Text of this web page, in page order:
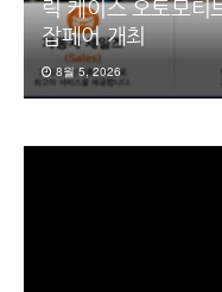
릭 케이스 오토모티
잡페어 개최
8월 5, 2026